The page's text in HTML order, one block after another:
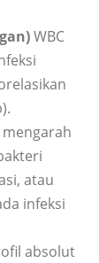
WBC
atau
infeksi
absolut